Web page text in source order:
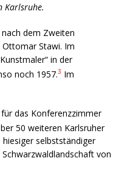
Karlsruhe.
dem Zweiten
Ottomar Stawi. Im
in der
noch 1957.3 Im
das Konferenzzimmer
50 weiteren Karlsruher
selbstständiger
von